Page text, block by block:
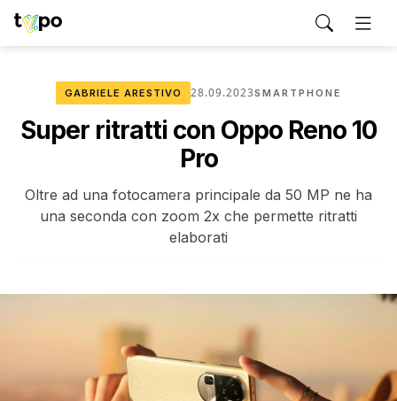
GABRIELE ARESTIVO 28.09.2023SMARTPHONE
Super ritratti con Oppo Reno 10
Pro
Oltre ad una fotocamera principale da 50 MP ne ha
una seconda con zoom 2x che permette ritratti
elaborati